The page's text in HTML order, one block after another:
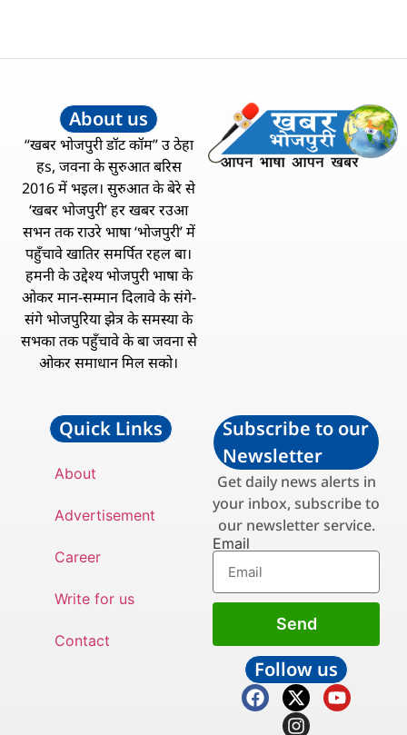
About us
“खबर भोजपुरी डॉट कॉम” उ ठेहा
हs, जवना के सुरुआत बरिस
2016 में भइल। सुरुआत के बेरे से
‘खबर भोजपुरी’ हर खबर रउआ
सभन तक राउरे भाषा ‘भोजपुरी’ में
पहुँचावे खातिर समर्पित रहल बा।
हमनी के उद्देश्य भोजपुरी भाषा के
ओकर मान-सम्मान दिलावे के संगे-
संगे भोजपुरिया झेत्र के समस्या के
सभका तक पहुँचावे के बा जवना से
ओकर समाधान मिल सको।
Quick Links
About
Advertisement
Career
Write for us
Contact
Subscribe to our
Newsletter
Get daily news alerts in
your inbox, subscribe to
our newsletter service.
Email
Send
Follow us